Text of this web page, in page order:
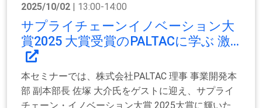
2025/10/02 | 13:00-14:00
サプライチェーンイノベーション大
賞2025 大賞受賞のPALTACに学ぶ 激...
本セミナーでは、株式会社PALTAC 理事 事業開発本
部 副本部長 佐塚 大介氏をゲストに迎え、サプライ
チェーン・イノベーション大賞 2025大賞に輝いた